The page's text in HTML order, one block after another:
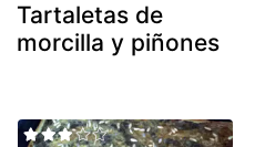
Tartaletas de
morcilla y piñones